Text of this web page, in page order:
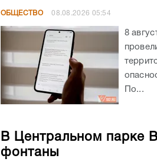
ОБЩЕСТВО 08.08.2026 05:54
8
По...
В Центральном парке
фонтаны